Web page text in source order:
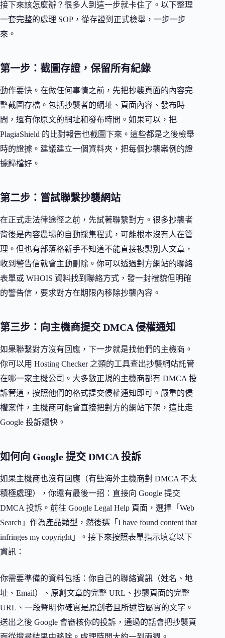
接下來該怎麼辦？很多人到這一步就卡住了。以下整理
一套完整的處理 SOP，從存證到正式檢舉，一步一步
來。
第一步：截圖存證，保留所有紀錄
動作要快。在做任何事情之前，先把抄襲頁面的內容完
整截圖存檔。包括抄襲者的網址、頁面內容、發布時
間，還有你原文的網址和發布時間。如果可以，把
PlagiaShield 的比對報告也截圖下來。這些都是之後檢舉
時的證據。建議建立一個資料夾，把每個抄襲案例的證
據歸檔好。
第二步：嘗試聯繫抄襲網站
在正式走法律途徑之前，先試著聯繫對方。很多抄襲者
背後是內容農場的自動採集程式，可能根本沒有人在管
理。但也有部落格新手不知道不能直接複製別人文章，
收到警告信就會主動刪除。你可以透過對方網站的聯絡
表單或 WHOIS 資料找到聯絡方式，發一封禮貌但明確
的警告信，要求對方在期限內移除抄襲內容。
第三步：向主機商提交 DMCA 侵權通知
如果聯繫對方沒有回應，下一步就是找他們的主機商。
你可以用 Hosting Checker 之類的工具查出抄襲網站託管
在哪一家主機公司。大多數正規的主機商都有 DMCA 投
訴管道，按照他們的格式提交侵權通知即可。嚴重的侵
權案件，主機商可能會直接把對方的網站下架，這比走
Google 投訴還快。
如何向 Google 提交 DMCA 投訴
如果主機商也沒有回應（有些海外主機商對 DMCA 不太
積極處理），你還有最後一招：直接向 Google 提交
DMCA 投訴。前往 Google Legal Help 頁面，選擇「Web
Search」作為產品類型，然後選「I have found content that
infringes my copyright」。接下來按照表單指示填寫以下
資訊：
你需要準備的資料包括：你自己的聯絡資訊（姓名、地
址、Email）、原創文章的完整 URL、抄襲頁面的完整
URL、一段聲明你確實是原創者且所述皆屬實的文字。
送出之後 Google 會審核你的投訴，通過的話會把抄襲頁